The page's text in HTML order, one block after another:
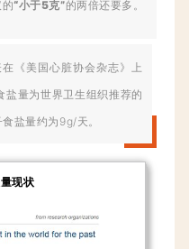
的“小于5克”的两倍还要多。
《美国心脏协会杂志》上
量为世界卫生组织推荐的
盐量约为9g/天。
现状